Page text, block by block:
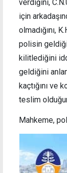
verdiğini,
için
olmadığını,
polisin
kilitlediğini
geldiğini
kaçtığını ve
teslim
Mahkeme,